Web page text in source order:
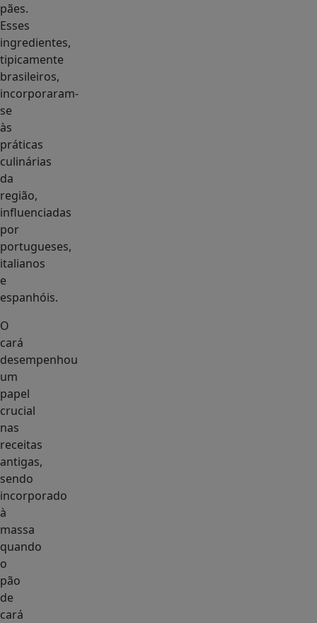
pães.
Esses
ingredientes,
tipicamente
brasileiros,
incorporaram-
se
às
práticas
culinárias
da
região,
influenciadas
por
portugueses,
italianos
e
espanhóis.
O
cará
desempenhou
um
papel
crucial
nas
receitas
antigas,
sendo
incorporado
à
massa
quando
o
pão
de
cará